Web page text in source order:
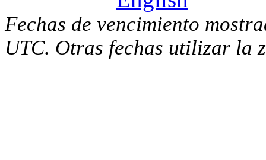
Fechas de vencimiento
UTC. Otras fechas utilizar la